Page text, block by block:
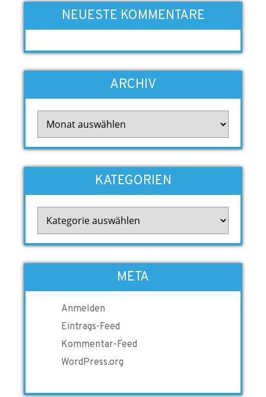
NEUESTE KOMMENTARE
ARCHIV
KATEGORIEN
META
Anmelden
Eintrags-Feed
Kommentar-Feed
WordPress.org